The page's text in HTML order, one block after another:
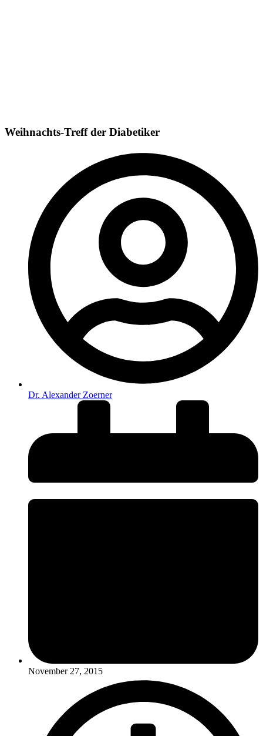
Weihnachts-Treff der Diabetiker
Dr. Alexander Zoerner
November 27, 2015